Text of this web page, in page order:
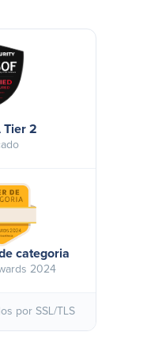
Tier 2
categoria
2024
por SSL/TLS